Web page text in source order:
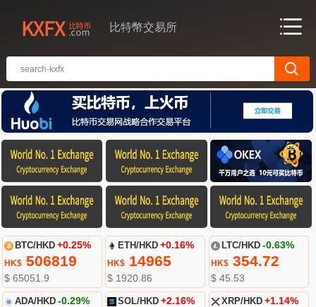
比特幣交易所
BTC/HKD +0.25%
HK$506819
$ 65051.9
ETH/HKD +0.16%
HK$ 14965
$ 1920.86
LTC/HKD -0.63%
HK$354.72
$ 45.53
ADA/HKD -0.29% SOL/HKD +2.16% XRP/HKD +1.14%